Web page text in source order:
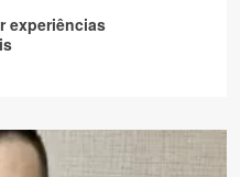
experiências